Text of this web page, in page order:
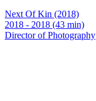
Next Of Kin (2018)
2018 - 2018 (43 min)
Director of Photography